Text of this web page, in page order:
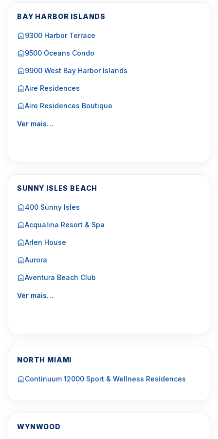
BAY HARBOR ISLANDS
9300 Harbor Terrace
9500 Oceans Condo
9900 West Bay Harbor Islands
Aire Residences
Aire Residences Boutique
Ver mais…
SUNNY ISLES BEACH
400 Sunny Isles
Acqualina Resort & Spa
Arlen House
Aurora
Aventura Beach Club
Ver mais…
NORTH MIAMI
Continuum 12000 Sport & Wellness Residences
WYNWOOD